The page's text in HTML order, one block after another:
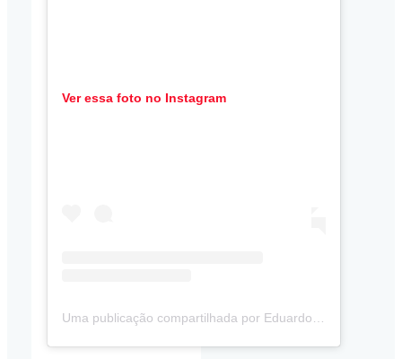
Ver essa foto no Instagram